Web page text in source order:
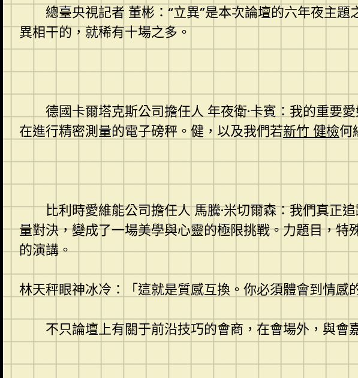
總臺央視記者 董彬：“立異”是本次論壇的六年夜主
異相干的，就稀有十場之多。
德國卡爾塔克斯公司擔任人 年夜衛·卡賓：我的重要
在進行精密測量的電子磅秤。健，以及我們若新竹 健檢何
比利時愛維能公司擔任人 馬騰·米切爾森：我們真正
量對決，變成了一場美學與心靈的極限挑戰。力題目，
的演講。
林天秤眼神冰冷：「這就是質感互換。你必須體會到情感
不只論壇上有關于前沿技巧的會商，在會場外，與會